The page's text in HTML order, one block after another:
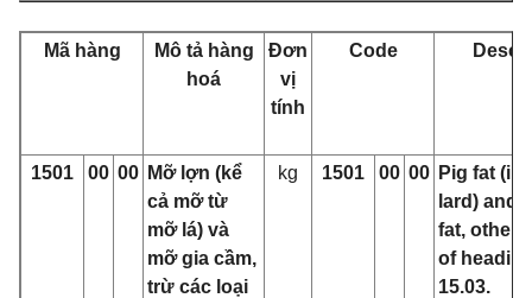
Mã hàng
Mô tả hàng
hoá
Đơn
vị
tính
Code
1501 00 00 Mỡ lợn (kể
cả mỡ từ
mỡ lá) và
mỡ gia cầm,
trừ các loại
kg 1501 00 00 Pig fat
lard) and
fat, other
of
15.03.